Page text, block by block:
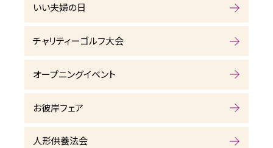
いい夫婦の日
チャリティーゴルフ大会
オープニングイベント
お彼岸フェア
人形供養法会